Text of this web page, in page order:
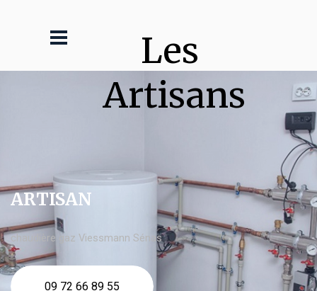
Les
Artisans
ARTISAN
chaudière gaz Viessmann Sénas
09 72 66 89 55